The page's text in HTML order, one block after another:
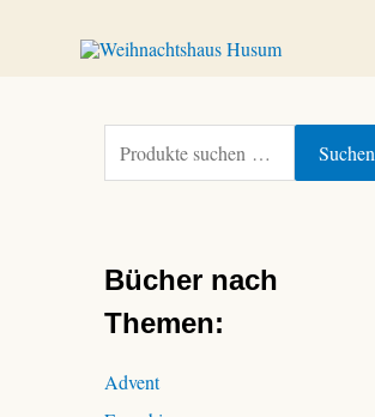
n
n
a
h
Suchen
Bücher nach
Themen:
Advent